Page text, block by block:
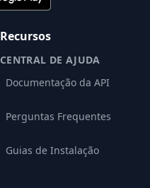
Recursos
CENTRAL DE AJUDA
Documentação da API
Perguntas Frequentes
Guias de Instalação